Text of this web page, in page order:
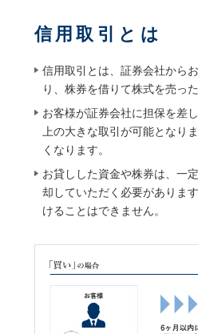
信用取引とは
信用取引とは、証券会社から
り、株券を借りて株式を売っ
お客様が証券会社に担保を差
上の大きな取引が可能となり
くなります。
お貸しした資金や株券は、一
却していただく必要がありま
けることはできません。